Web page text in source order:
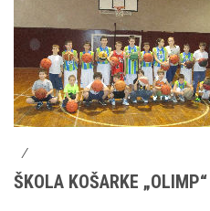
/
ŠKOLA KOŠARKE „OLIMP“